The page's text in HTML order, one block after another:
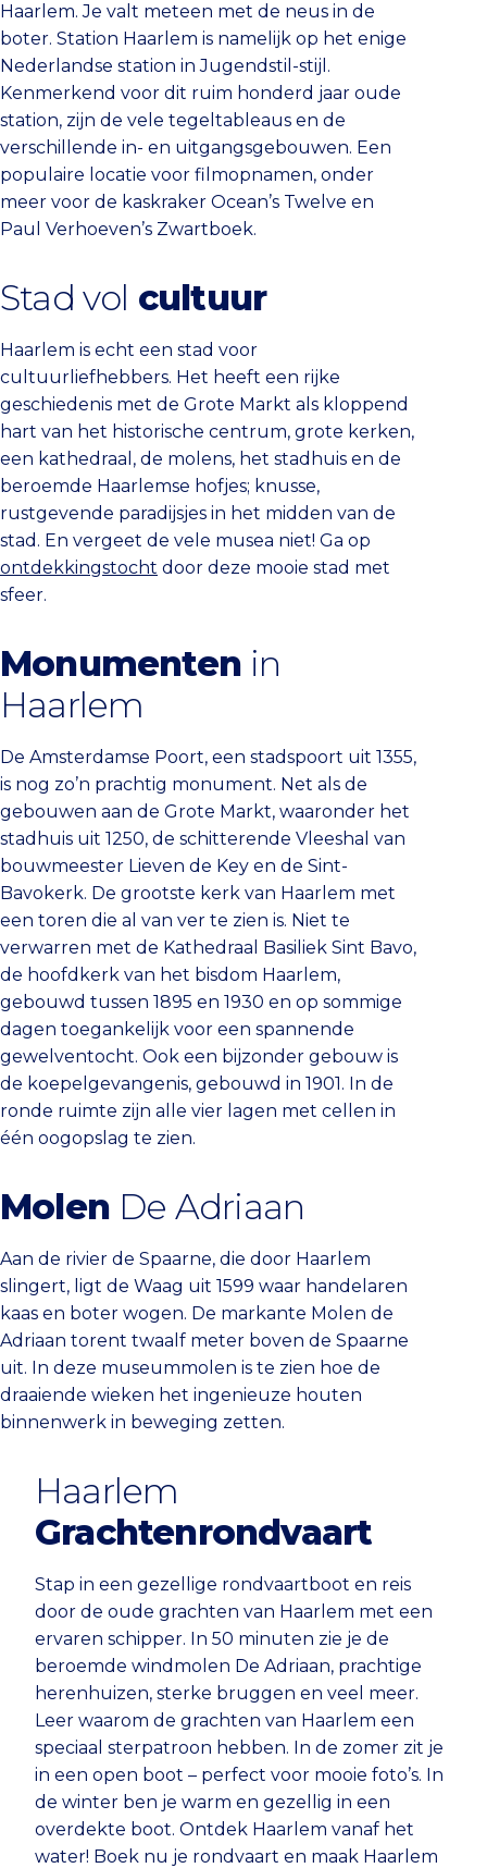
Haarlem. Je valt meteen met de neus in de
boter. Station Haarlem is namelijk op het enige
Nederlandse station in Jugendstil-stijl.
Kenmerkend voor dit ruim honderd jaar oude
station, zijn de vele tegeltableaus en de
verschillende in- en uitgangsgebouwen. Een
populaire locatie voor filmopnamen, onder
meer voor de kaskraker Ocean’s Twelve en
Paul Verhoeven’s Zwartboek.
Stad vol cultuur
Haarlem is echt een stad voor
cultuurliefhebbers. Het heeft een rijke
geschiedenis met de Grote Markt als kloppend
hart van het historische centrum, grote kerken,
een kathedraal, de molens, het stadhuis en de
beroemde Haarlemse hofjes; knusse,
rustgevende paradijsjes in het midden van de
stad. En vergeet de vele musea niet! Ga op
ontdekkingstocht door deze mooie stad met
sfeer.
Monumenten in
Haarlem
De Amsterdamse Poort, een stadspoort uit 1355,
is nog zo’n prachtig monument. Net als de
gebouwen aan de Grote Markt, waaronder het
stadhuis uit 1250, de schitterende Vleeshal van
bouwmeester Lieven de Key en de Sint-
Bavokerk. De grootste kerk van Haarlem met
een toren die al van ver te zien is. Niet te
verwarren met de Kathedraal Basiliek Sint Bavo,
de hoofdkerk van het bisdom Haarlem,
gebouwd tussen 1895 en 1930 en op sommige
dagen toegankelijk voor een spannende
gewelventocht. Ook een bijzonder gebouw is
de koepelgevangenis, gebouwd in 1901. In de
ronde ruimte zijn alle vier lagen met cellen in
één oogopslag te zien.
Molen De Adriaan
Aan de rivier de Spaarne, die door Haarlem
slingert, ligt de Waag uit 1599 waar handelaren
kaas en boter wogen. De markante Molen de
Adriaan torent twaalf meter boven de Spaarne
uit. In deze museummolen is te zien hoe de
draaiende wieken het ingenieuze houten
binnenwerk in beweging zetten.
Haarlem
Grachtenrondvaart
Stap in een gezellige rondvaartboot en reis
door de oude grachten van Haarlem met een
ervaren schipper. In 50 minuten zie je de
beroemde windmolen De Adriaan, prachtige
herenhuizen, sterke bruggen en veel meer.
Leer waarom de grachten van Haarlem een
speciaal sterpatroon hebben. In de zomer zit je
in een open boot – perfect voor mooie foto’s. In
de winter ben je warm en gezellig in een
overdekte boot. Ontdek Haarlem vanaf het
water! Boek nu je rondvaart en maak Haarlem